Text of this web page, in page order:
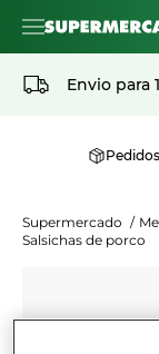
Envio para
Pedidos
Supermercado /
Salsichas de porco